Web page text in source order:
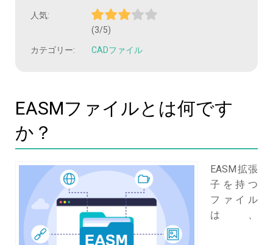
人気:
(3/5)
カテゴリー: CADファイル
EASMファイルとは何です
か？
EASM拡張
子を持つ
ファイル
は、